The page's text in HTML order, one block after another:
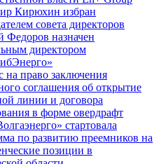
Кирюхин избран
совета директоров
Федоров назначен
директором
на право заключения
соглашения об открытие
линии и договора
в форме овердрафт
стартовала
по развитию преемников на
позиции в